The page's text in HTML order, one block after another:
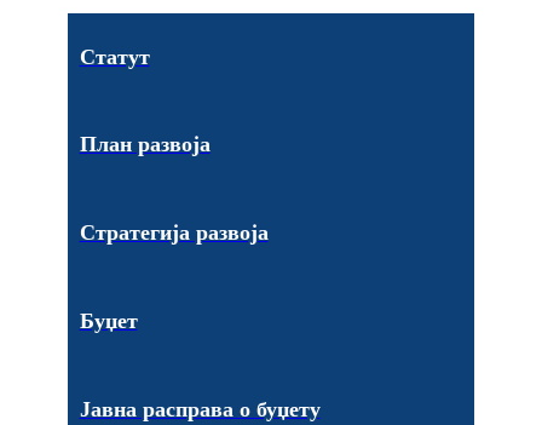
Статут
План развоја
Стратегија развоја
Буџет
Јавна расправа о буџету